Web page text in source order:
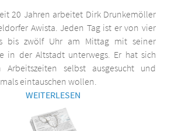
20 Jahren arbeitet Dirk Drunkemöller
Awista. Jeden Tag ist er von vier
bis zwölf Uhr am Mittag mit seiner
in der Altstadt unterwegs. Er hat sich
Arbeitszeiten selbst ausgesucht und
eintauschen wollen.
WEITERLESEN